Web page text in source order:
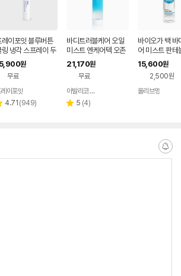
레이포잇 블루버튼
링 냉각 스프레이 두
바디 쿨 미스트 헤어
아로마 열감 냄새
원
무료
이포잇
4.71 리
(949)
바디트러블케어 오일
미스트 엔케어텍 오존
미스트
21,170원
무료
아발리코 코리아
별 5 리
(4)
바이오가 백 바
어 미스트 판테
15,600원
2,500원
올리브영
알